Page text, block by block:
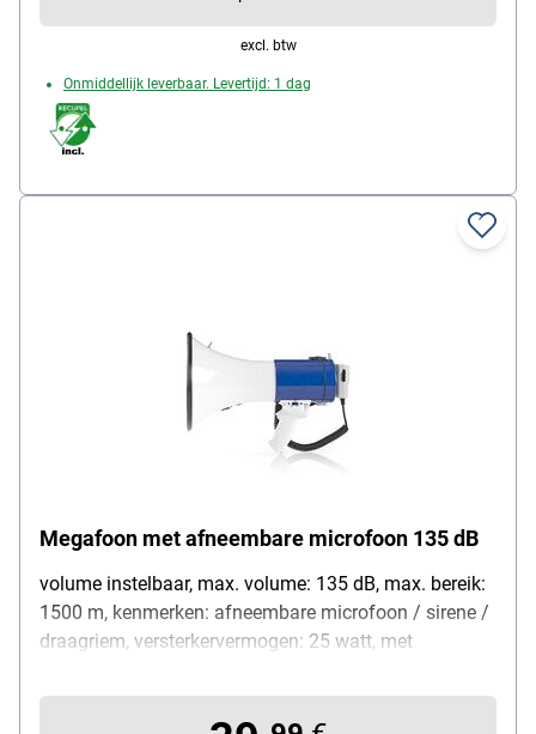
excl. btw
Onmiddellijk leverbaar. Levertijd: 1 dag
Megafoon met afneembare microfoon 135 dB
volume instelbaar, max. volume: 135 dB, max. bereik:
1500 m, kenmerken: afneembare microfoon / sirene /
draagriem, versterkervermogen: 25 watt, met
evenementen / noodsituaties, voeding: 8x D/LR-20
batterijen, materiaal: ABS / rubber, kleur: wit / blauw,